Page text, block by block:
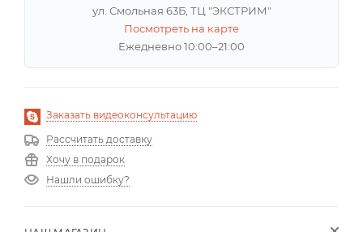
ул. Смольная 63Б, ТЦ "ЭКСТРИМ"
Посмотреть на карте
Ежедневно 10:00–21:00
Заказать видеоконсультацию
Рассчитать доставку
Хочу в подарок
Нашли ошибку?